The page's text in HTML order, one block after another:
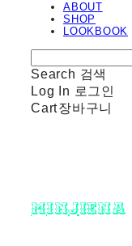
ABOUT
SHOP
LOOKBOOK
Search 검색
Log In 로그인
Cart장바구니
minjiena